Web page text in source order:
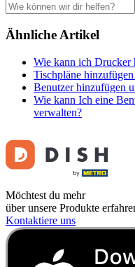
Ähnliche Artikel
Wie kann ich Drucker
Tischpläne
Benutzer hinzufügen
Wie kann Ich eine
verwalten?
Möchtest du mehr
über unsere Produkte
Kontaktiere uns